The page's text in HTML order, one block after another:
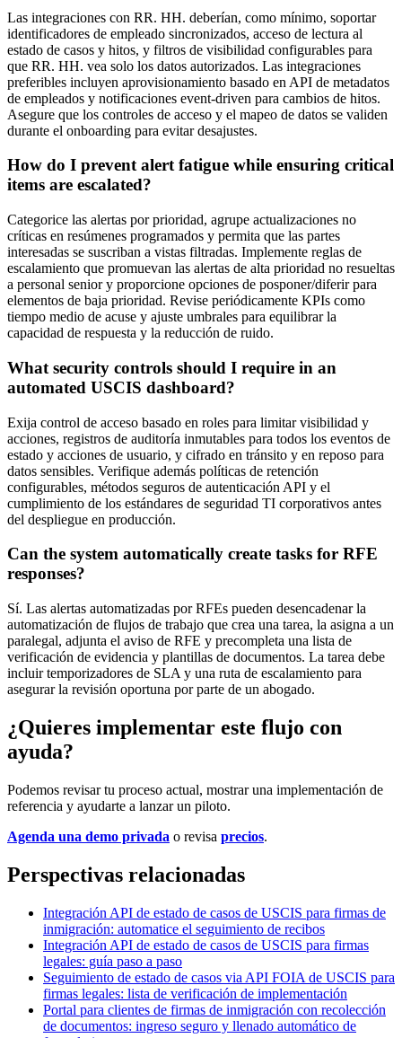
Las integraciones con RR. HH. deberían, como mínimo, soportar
identificadores de empleado sincronizados, acceso de lectura al
estado de casos y hitos, y filtros de visibilidad configurables para
que RR. HH. vea solo los datos autorizados. Las integraciones
preferibles incluyen aprovisionamiento basado en API de metadatos
de empleados y notificaciones event-driven para cambios de hitos.
Asegure que los controles de acceso y el mapeo de datos se validen
durante el onboarding para evitar desajustes.
How do I prevent alert fatigue while ensuring critical
items are escalated?
Categorice las alertas por prioridad, agrupe actualizaciones no
críticas en resúmenes programados y permita que las partes
interesadas se suscriban a vistas filtradas. Implemente reglas de
escalamiento que promuevan las alertas de alta prioridad no resueltas
a personal senior y proporcione opciones de posponer/diferir para
elementos de baja prioridad. Revise periódicamente KPIs como
tiempo medio de acuse y ajuste umbrales para equilibrar la
capacidad de respuesta y la reducción de ruido.
What security controls should I require in an
automated USCIS dashboard?
Exija control de acceso basado en roles para limitar visibilidad y
acciones, registros de auditoría inmutables para todos los eventos de
estado y acciones de usuario, y cifrado en tránsito y en reposo para
datos sensibles. Verifique además políticas de retención
configurables, métodos seguros de autenticación API y el
cumplimiento de los estándares de seguridad TI corporativos antes
del despliegue en producción.
Can the system automatically create tasks for RFE
responses?
Sí. Las alertas automatizadas por RFEs pueden desencadenar la
automatización de flujos de trabajo que crea una tarea, la asigna a un
paralegal, adjunta el aviso de RFE y precompleta una lista de
verificación de evidencia y plantillas de documentos. La tarea debe
incluir temporizadores de SLA y una ruta de escalamiento para
asegurar la revisión oportuna por parte de un abogado.
¿Quieres implementar este flujo con
ayuda?
Podemos revisar tu proceso actual, mostrar una implementación de
referencia y ayudarte a lanzar un piloto.
Agenda una demo privada o revisa precios.
Perspectivas relacionadas
Integración API de estado de casos de USCIS para firmas de
inmigración: automatice el seguimiento de recibos
Integración API de estado de casos de USCIS para firmas
legales: guía paso a paso
Seguimiento de estado de casos via API FOIA de USCIS para
firmas legales: lista de verificación de implementación
Portal para clientes de firmas de inmigración con recolección
de documentos: ingreso seguro y llenado automático de